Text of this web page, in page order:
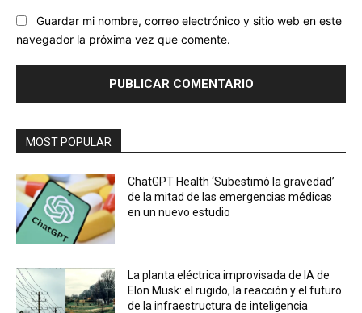
Guardar mi nombre, correo electrónico y sitio web en este
navegador la próxima vez que comente.
MOST POPULAR
ChatGPT Health ‘Subestimó la gravedad’
de la mitad de las emergencias médicas
en un nuevo estudio
La planta eléctrica improvisada de IA de
Elon Musk: el rugido, la reacción y el futuro
de la infraestructura de inteligencia